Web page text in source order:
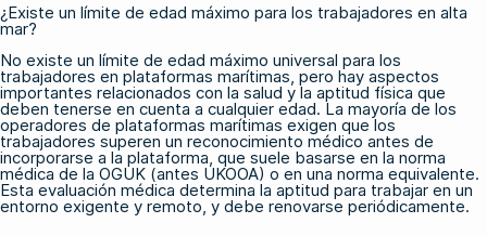
¿Existe un límite de edad máximo para los trabajadores en alta
mar?
No existe un límite de edad máximo universal para los
trabajadores en plataformas marítimas, pero hay aspectos
importantes relacionados con la salud y la aptitud física que
deben tenerse en cuenta a cualquier edad. La mayoría de los
operadores de plataformas marítimas exigen que los
trabajadores superen un reconocimiento médico antes de
incorporarse a la plataforma, que suele basarse en la norma
médica de la OGUK (antes UKOOA) o en una norma equivalente.
Esta evaluación médica determina la aptitud para trabajar en un
entorno exigente y remoto, y debe renovarse periódicamente.